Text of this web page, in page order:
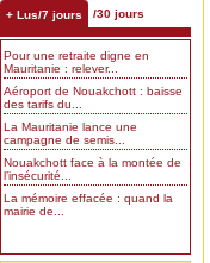
+ Lus/7 jours /30 jours
Pour une retraite digne en
Mauritanie : relever...
Aéroport de Nouakchott : baisse
des tarifs du...
La Mauritanie lance une
campagne de semis...
Nouakchott face à la montée de
l’insécurité...
La mémoire effacée : quand la
mairie de...